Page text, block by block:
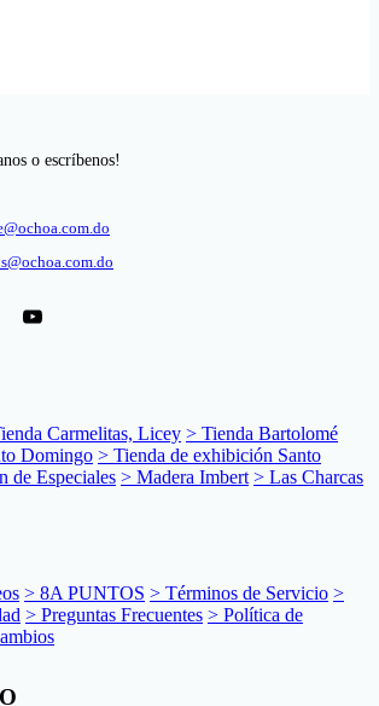
o escríbenos!
Carmelitas, Licey > Tienda Bartolomé
Domingo > Tienda de exhibición Santo
de Especiales > Madera Imbert > Las Charcas
> 8A PUNTOS > Términos de Servicio >
> Preguntas Frecuentes > Política de